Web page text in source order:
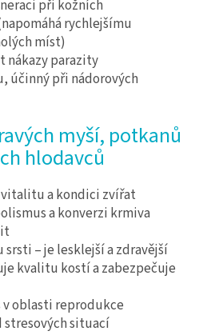
při kožních
rychlejšímu
míst)
nákazy parazity
účinný při nádorových
myší, potkanů
hlodavců
a kondici zvířat
a konverzi krmiva
– je lesklejší a zdravější
kvalitu kostí a zabezpečuje
oblasti reprodukce
situací